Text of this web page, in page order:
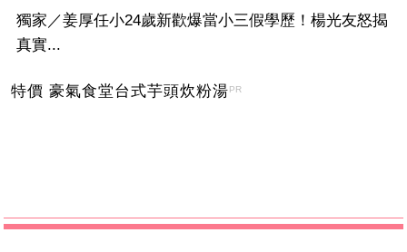
獨家／姜厚任小24歲新歡爆當小三假學歷！楊光友怒揭
真實...
特價 豪氣食堂台式芋頭炊粉湯PR